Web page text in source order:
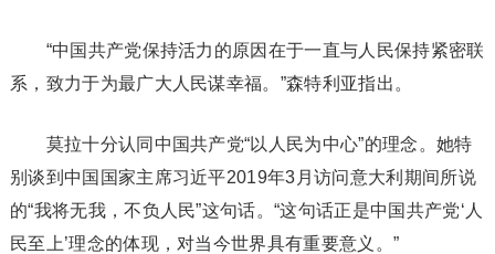
“中国共产党保持活力的原因在于一直与人民保持紧密联
系，致力于为最广大人民谋幸福。”森特利亚指出。
莫拉十分认同中国共产党“以人民为中心”的理念。她特
别谈到中国国家主席习近平2019年3月访问意大利期间所说
的“我将无我，不负人民”这句话。“这句话正是中国共产党‘人
民至上’理念的体现，对当今世界具有重要意义。”